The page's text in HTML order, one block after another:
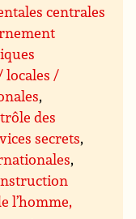
centrales
locales /
,
des
secrets,
,
l’homme,